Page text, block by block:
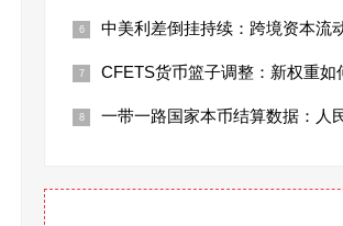
中美利差倒挂持续：跨境资本流动数据透露
CFETS货币篮子调整：新权重如何影响
一带一路国家本币结算数据：人民币占比首